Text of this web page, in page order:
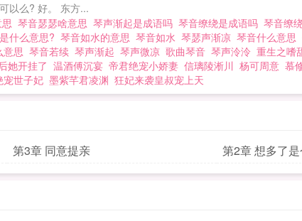
以么? 好。 东方...
琴音瑟瑟啥意思 琴声渐起是成语吗 琴音缭绕是成语吗 琴音缭
什么意思? 琴音如水的意思 琴音如水 琴瑟声渐凉 琴音什么意思
意思 琴音若续 琴声渐起 琴声微凉 歌曲琴音 琴声泠泠 重生之嗜
她开挂了 温酒傅沉宴 帝君绝宠小娇妻 信璃陵淅川 杨可周意 慕
宠世子妃 墨紫芊君凌渊 狂妃来袭皇叔宠上天
第3章 同意提亲 第2章 想多了